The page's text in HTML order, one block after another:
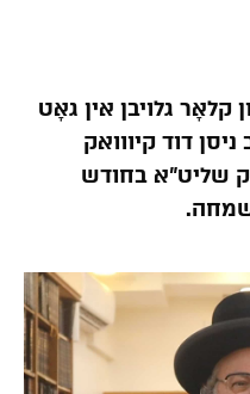
קלאָר גלויבן אין גאָט
דוד קיווואק
שליט”א בחודש
שמחה.